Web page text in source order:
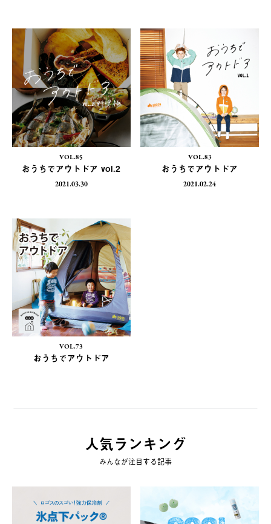
VOL.85
おうちでアウトドア vol.2
2021.03.30
VOL.83
おうちでアウトドア
2021.02.24
VOL.73
おうちでアウトドア
人気ランキング
みんなが注目する記事